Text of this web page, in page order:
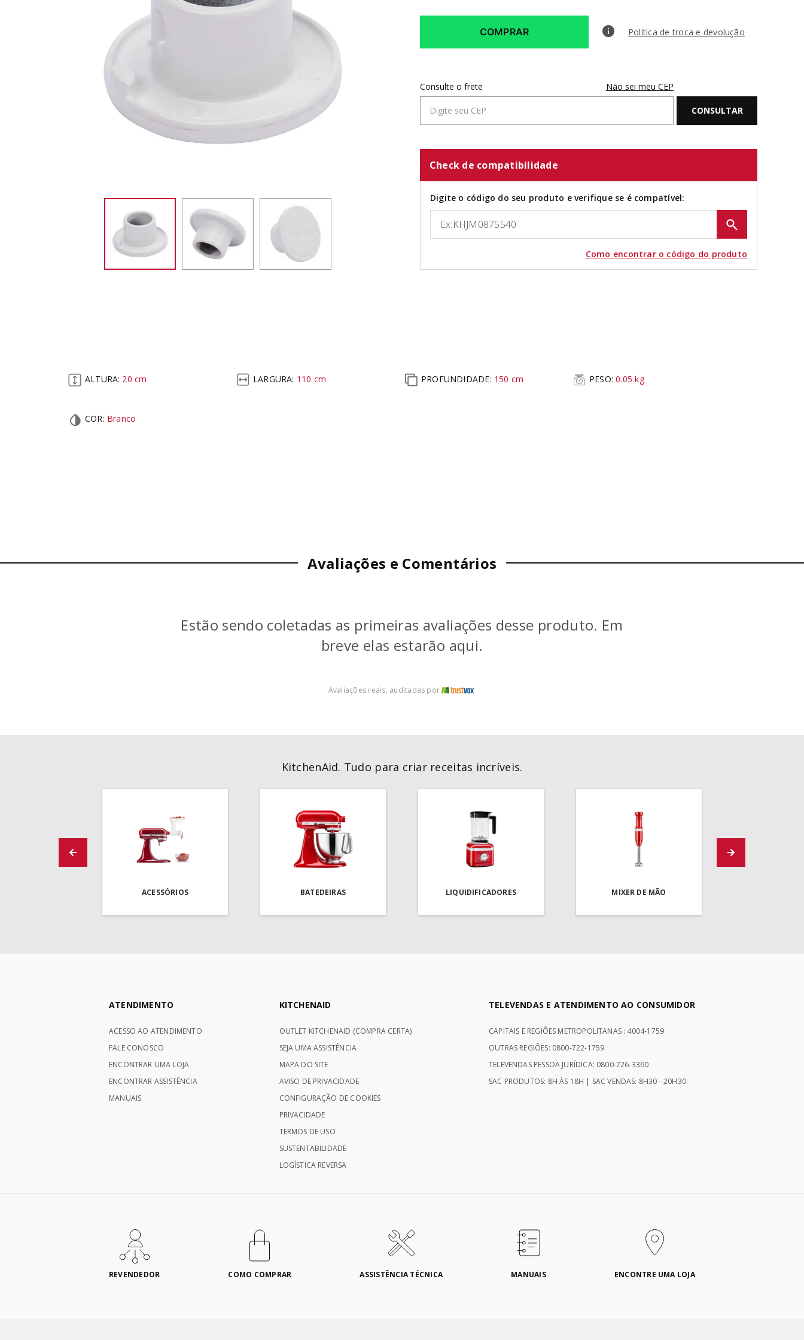
COMPRAR Política de troca e devolução
Não sei meu CEP
Check de compatibilidade
Digite o código do seu produto e verifique se é compatível:
Como encontrar o código do produto
ALTURA: 20 cm LARGURA: 110 cm PROFUNDIDADE: 150 cm PESO: 0.05 kg
COR: Branco
Avaliações e Comentários
Estão sendo coletadas as primeiras avaliações desse produto. Em
breve elas estarão aqui.
Avaliações reais, auditadas por
KitchenAid. Tudo para criar receitas incríveis.
ACESSÓRIOS BATEDEIRAS LIQUIDIFICADORES MIXER DE MÃO
ATENDIMENTO
ACESSO AO ATENDIMENTO
FALE CONOSCO
ENCONTRAR UMA LOJA
ENCONTRAR ASSISTÊNCIA
MANUAIS
KITCHENAID
OUTLET KITCHENAID (COMPRA CERTA)
SEJA UMA ASSISTÊNCIA
MAPA DO SITE
AVISO DE PRIVACIDADE
CONFIGURAÇÃO DE COOKIES
PRIVACIDADE
TERMOS DE USO
SUSTENTABILIDADE
LOGÍSTICA REVERSA
TELEVENDAS E ATENDIMENTO AO CONSUMIDOR
CAPITAIS E REGIÕES METROPOLITANAS : 4004-1759
OUTRAS REGIÕES: 0800-722-1759
TELEVENDAS PESSOA JURÍDICA: 0800-726-3360
SAC PRODUTOS: 8H ÀS 18H | SAC VENDAS: 8H30 - 20H30
REVENDEDOR COMO COMPRAR ASSISTÊNCIA TÉCNICA MANUAIS ENCONTRE UMA LOJA